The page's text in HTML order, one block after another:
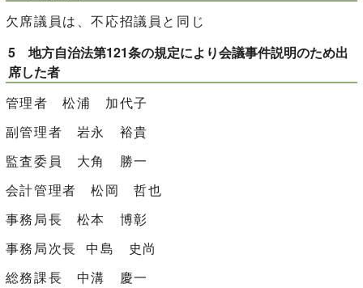
欠席議員は、不応招議員と同じ
5 地方自治法第121条の規定により会議事件説明のため出
席した者
管理者 松浦 加代子
副管理者 岩永 裕貴
監査委員 大角 勝一
会計管理者 松岡 哲也
事務局長 松本 博彰
事務局次長 中島 史尚
総務課長 中溝 慶一